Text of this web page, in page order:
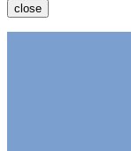
close